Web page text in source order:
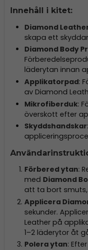
Innehåll i kitet:
Diamond
skapa ett
Diamond Body
läderytan innan
Applikatorpad:
av Diamond
Mikrofiberduk:
överskott efter
Skyddshandskar
Förbered ytan:
med Diamond
att ta bort
Applicera
sekunder.
Leather på
1–2 läderytor åt
Polera ytan: